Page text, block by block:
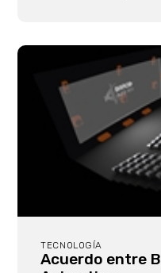
TECNOLOGÍA
Acuerdo entre